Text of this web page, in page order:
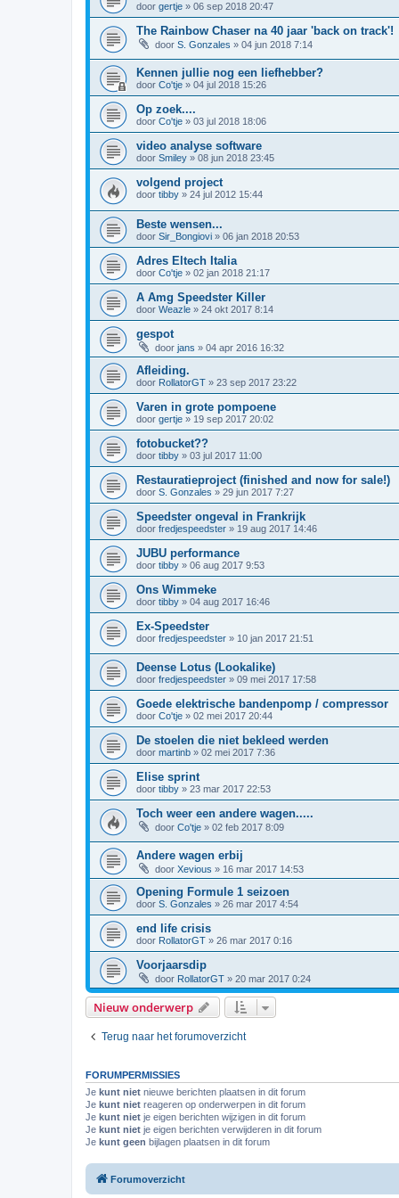
door gertje » 06 sep 2018 20:47
The Rainbow Chaser na 40 jaar 'back on track'!
door S. Gonzales » 04 jun 2018 7:14
Kennen jullie nog een liefhebber?
door Co'tje » 04 jul 2018 15:26
Op zoek....
door Co'tje » 03 jul 2018 18:06
video analyse software
door Smiley » 08 jun 2018 23:45
volgend project
door tibby » 24 jul 2012 15:44
Beste wensen...
door Sir_Bongiovi » 06 jan 2018 20:53
Adres Eltech Italia
door Co'tje » 02 jan 2018 21:17
A Amg Speedster Killer
door Weazle » 24 okt 2017 8:14
gespot
door jans » 04 apr 2016 16:32
Afleiding.
door RollatorGT » 23 sep 2017 23:22
Varen in grote pompoene
door gertje » 19 sep 2017 20:02
fotobucket??
door tibby » 03 jul 2017 11:00
Restauratieproject (finished and now for sale!)
door S. Gonzales » 29 jun 2017 7:27
Speedster ongeval in Frankrijk
door fredjespeedster » 19 aug 2017 14:46
JUBU performance
door tibby » 06 aug 2017 9:53
Ons Wimmeke
door tibby » 04 aug 2017 16:46
Ex-Speedster
door fredjespeedster » 10 jan 2017 21:51
Deense Lotus (Lookalike)
door fredjespeedster » 09 mei 2017 17:58
Goede elektrische bandenpomp / compressor
door Co'tje » 02 mei 2017 20:44
De stoelen die niet bekleed werden
door martinb » 02 mei 2017 7:36
Elise sprint
door tibby » 23 mar 2017 22:53
Toch weer een andere wagen.....
door Co'tje » 02 feb 2017 8:09
Andere wagen erbij
door Xevious » 16 mar 2017 14:53
Opening Formule 1 seizoen
door S. Gonzales » 26 mar 2017 4:54
end life crisis
door RollatorGT » 26 mar 2017 0:16
Voorjaarsdip
door RollatorGT » 20 mar 2017 0:24
Nieuw onderwerp
Terug naar het forumoverzicht
FORUMPERMISSIES
Je kunt niet nieuwe berichten plaatsen in dit forum
Je kunt niet reageren op onderwerpen in dit forum
Je kunt niet je eigen berichten wijzigen in dit forum
Je kunt niet je eigen berichten verwijderen in dit forum
Je kunt geen bijlagen plaatsen in dit forum
Forumoverzicht